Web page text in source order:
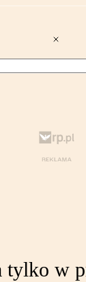
tylko w